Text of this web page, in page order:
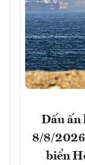
Dấu ấn
8/8/
biển